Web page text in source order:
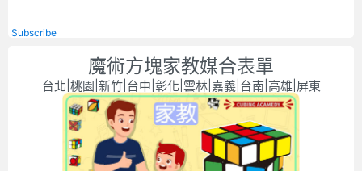
Subscribe
魔術方塊家教媒合表單
台北|桃園|新竹|台中|彰化|雲林|嘉義|台南|高雄|屏東